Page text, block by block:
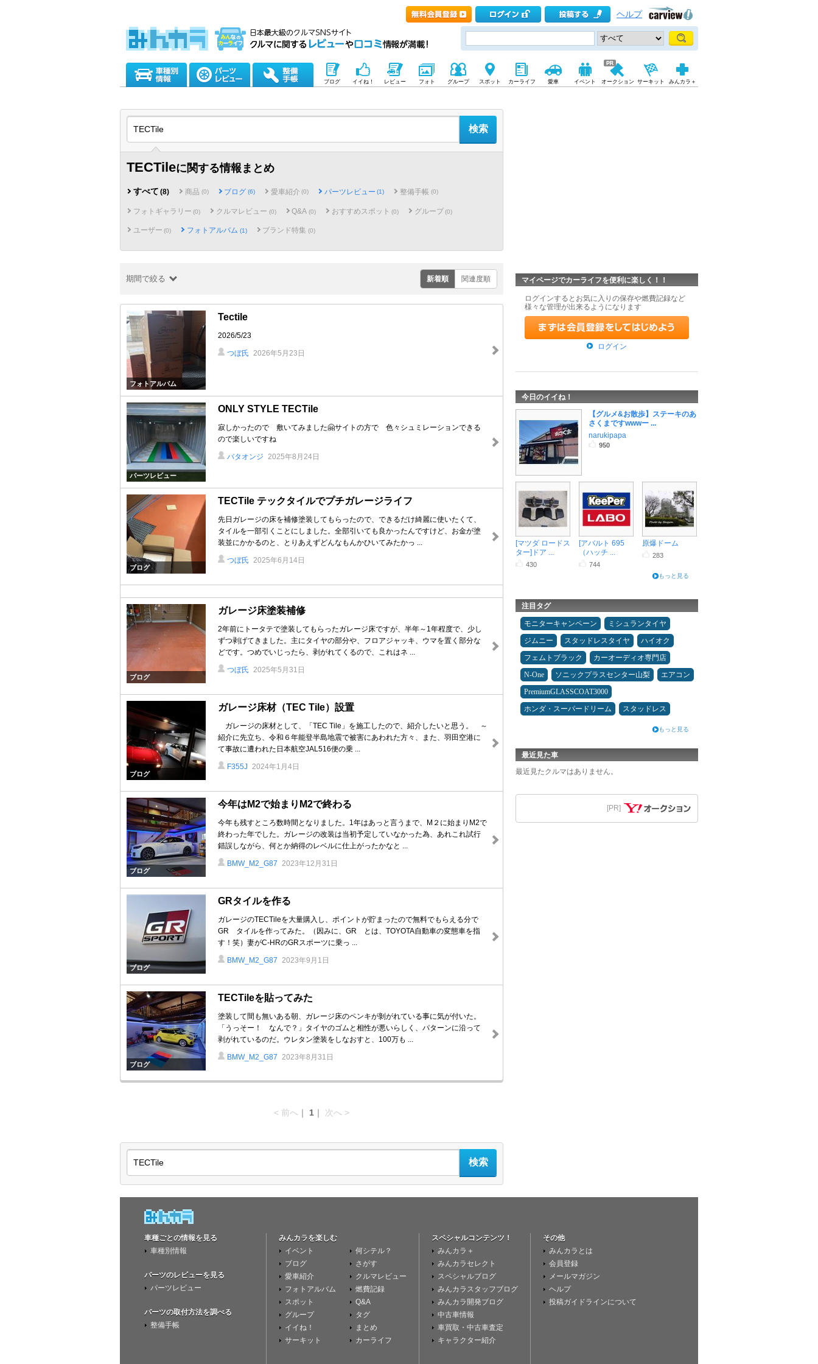
ヘルプ
ブログ イイね！ レビュー フォト グループ スポット カーライフ 愛車 イベント オークション サーキット みんカラ＋
TECTileに関する情報まとめ
すべて (8) 商品 (0) ブログ (6) 愛車紹介 (0) パーツレビュー (1) 整備手帳 (0)
フォトギャラリー (0) クルマレビュー (0) Q&A (0) おすすめスポット (0) グループ (0)
ユーザー (0) フォトアルバム (1) ブランド特集 (0)
期間で絞る 新着順 関連度順
フォトアルバム
Tectile
2026/5/23
つぼ氏 2026年5月23日
パーツレビュー
ONLY STYLE TECTile
寂しかったので 敷いてみました🤗サイトの方で 色々シュミレーションできる
ので楽しいですね
バタオンジ 2025年8月24日
ブログ
TECTile テックタイルでプチガレージライフ
先日ガレージの床を補修塗装してもらったので、できるだけ綺麗に使いたくて、
タイルを一部引くことにしました。全部引いても良かったんですけど、お金が塗
装並にかかるのと、とりあえずどんなもんかひいてみたかっ ...
つぼ氏 2025年6月14日
ブログ
ガレージ床塗装補修
2年前にトータテで塗装してもらったガレージ床ですが、半年～1年程度で、少し
ずつ剥げてきました。主にタイヤの部分や、フロアジャッキ、ウマを置く部分な
どです。つめでいじったら、剥がれてくるので、これはネ ...
つぼ氏 2025年5月31日
ブログ
ガレージ床材（TEC Tile）設置
ガレージの床材として、「TEC Tile」を施工したので、紹介したいと思う。 ～
紹介に先立ち、令和６年能登半島地震で被害にあわれた方々、また、羽田空港に
て事故に遭われた日本航空JAL516便の乗 ...
F355J 2024年1月4日
ブログ
今年はM2で始まりM2で終わる
今年も残すところ数時間となりました。1年はあっと言うまで、M２に始まりM2で
終わった年でした。ガレージの改装は当初予定していなかった為、あれこれ試行
錯誤しながら、何とか納得のレベルに仕上がったかなと ...
BMW_M2_G87 2023年12月31日
ブログ
GRタイルを作る
ガレージのTECTileを大量購入し、ポイントが貯まったので無料でもらえる分で
GR タイルを作ってみた。（因みに、GR とは、TOYOTA自動車の変態車を指
す！笑）妻がC-HRのGRスポーツに乗っ ...
BMW_M2_G87 2023年9月1日
ブログ
TECTileを貼ってみた
塗装して間も無いある朝、ガレージ床のペンキが剝がれている事に気が付いた。
「うっそー！ なんで？」タイヤのゴムと相性が悪いらしく、パターンに沿って
剥がれているのだ。ウレタン塗装をしなおすと、100万も ...
BMW_M2_G87 2023年8月31日
< 前へ ｜ 1 ｜ 次へ >
マイページでカーライフを便利に楽しく！！
ログインするとお気に入りの保存や燃費記録など
様々な管理が出来るようになります
ログイン
今日のイイね！
【グルメ&お散歩】ステーキのあ
さくまですwwwー ...
narukipapa
950
[マツダ ロードス
ター]ドア ...
430
[アバルト 695
（ハッチ ...
744
原爆ドーム
283
もっと見る
注目タグ
モニターキャンペーン
ミシュランタイヤ
ジムニー
スタッドレスタイヤ
ハイオク
フェムトブラック
カーオーディオ専門店
N-One
ソニックプラスセンター山梨
エアコン
PremiumGLASSCOAT3000
ホンダ・スーパードリーム
スタッドレス
もっと見る
最近見た車
最近見たクルマはありません。
[PR]
車種ごとの情報を見る
車種別情報
パーツのレビューを見る
パーツレビュー
パーツの取付方法を調べる
整備手帳
みんカラを楽しむ
イベント
ブログ
愛車紹介
フォトアルバム
スポット
グループ
イイね！
サーキット
何シテル？
さがす
クルマレビュー
燃費記録
Q&A
タグ
まとめ
カーライフ
スペシャルコンテンツ！
みんカラ＋
みんカラセレクト
スペシャルブログ
みんカラスタッフブログ
みんカラ開発ブログ
中古車情報
車買取・中古車査定
キャラクター紹介
その他
みんカラとは
会員登録
メールマガジン
ヘルプ
投稿ガイドラインについて